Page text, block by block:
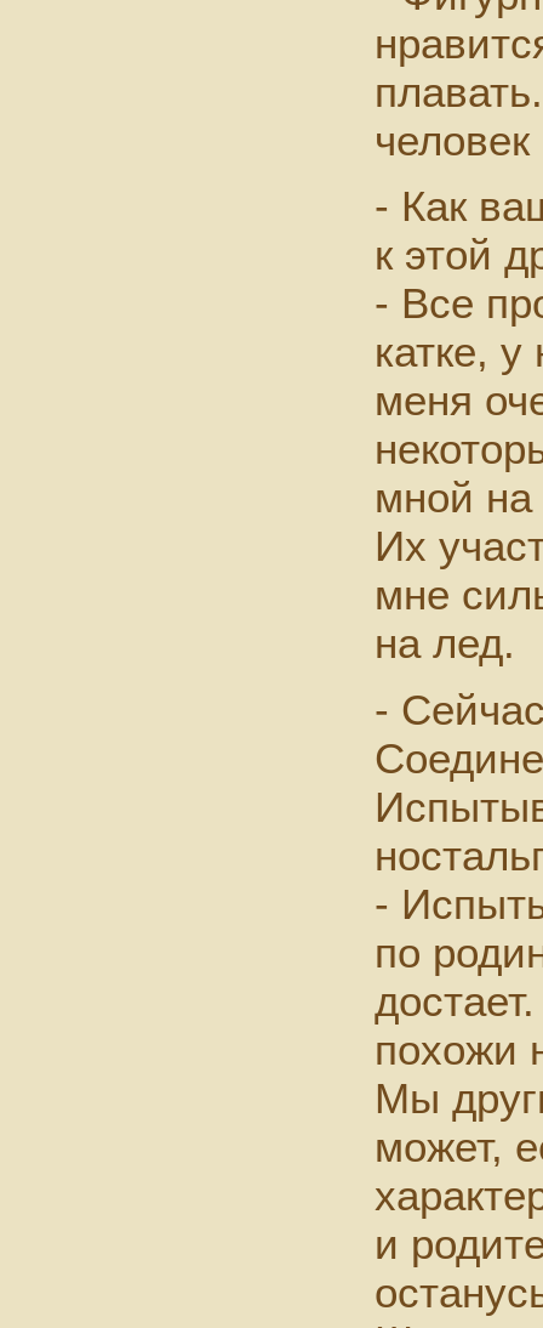
- Как
к этой
- Все
катке,
меня
мной на
Их
мне
на лед.
-
-
по
похожи
Мы
может,
и